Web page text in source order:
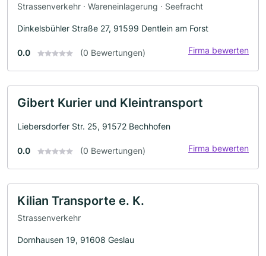
Strassenverkehr · Wareneinlagerung · Seefracht
Dinkelsbühler Straße 27, 91599 Dentlein am Forst
0.0 (0 Bewertungen) Firma bewerten
Gibert Kurier und Kleintransport
Liebersdorfer Str. 25, 91572 Bechhofen
0.0 (0 Bewertungen) Firma bewerten
Kilian Transporte e. K.
Strassenverkehr
Dornhausen 19, 91608 Geslau